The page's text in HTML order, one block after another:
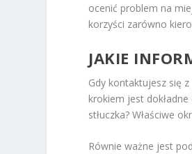
ocenić problem na
korzyści zarówno
JAKIE
Gdy kontaktujesz się
krokiem jest
stłuczka? Właściwe
Równie ważne jest